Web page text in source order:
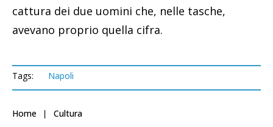
cattura dei due uomini che, nelle tasche,
avevano proprio quella cifra.
Tags: Napoli
Home Cultura